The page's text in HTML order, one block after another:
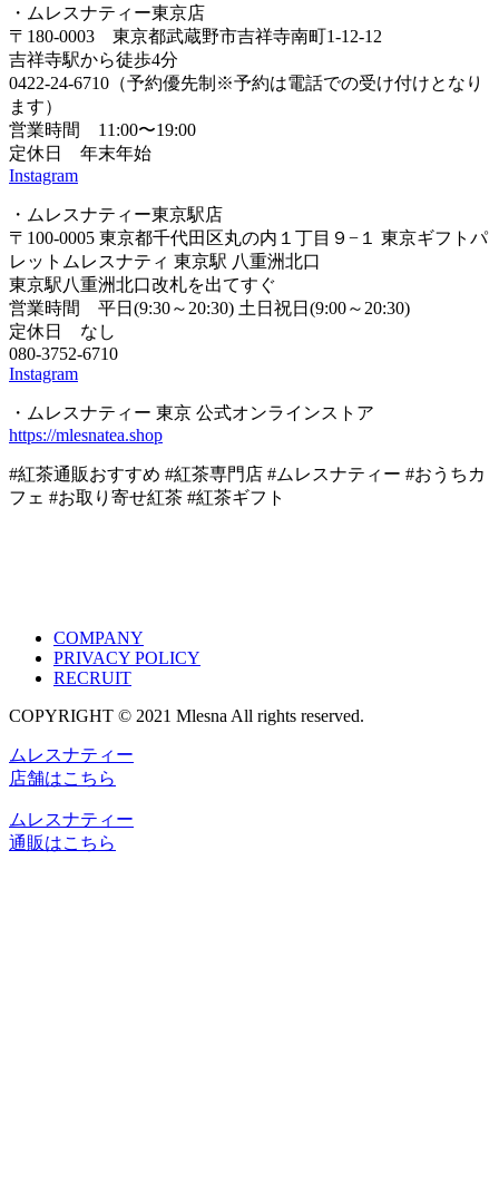
・ムレスナティー東京店
〒180-0003 東京都武蔵野市吉祥寺南町1-12-12
吉祥寺駅から徒歩4分
0422-24-6710（予約優先制※予約は電話での受け付けとなり
ます）
営業時間 11:00〜19:00
定休日 年末年始
Instagram
・ムレスナティー東京駅店
〒100-0005 東京都千代田区丸の内１丁目９−１ 東京ギフトパ
レットムレスナティ 東京駅 八重洲北口
東京駅八重洲北口改札を出てすぐ
営業時間 平日(9:30～20:30) 土日祝日(9:00～20:30)
定休日 なし
080-3752-6710
Instagram
・ムレスナティー 東京 公式オンラインストア
https://mlesnatea.shop
#紅茶通販おすすめ #紅茶専門店 #ムレスナティー #おうちカ
フェ #お取り寄せ紅茶 #紅茶ギフト
COMPANY
PRIVACY POLICY
RECRUIT
COPYRIGHT © 2021 Mlesna All rights reserved.
ムレスナティー
店舗はこちら
ムレスナティー
通販はこちら